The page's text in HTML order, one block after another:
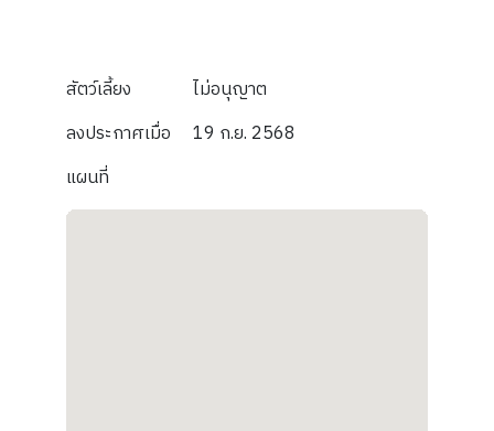
สัตว์เลี้ยง
ไม่อนุญาต
ลงประกาศเมื่อ
19 ก.ย. 2568
แผนที่